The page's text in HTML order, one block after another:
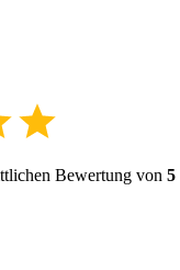
Bewertung von 5